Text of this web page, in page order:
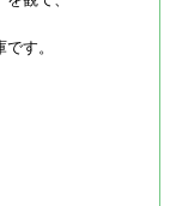
す。